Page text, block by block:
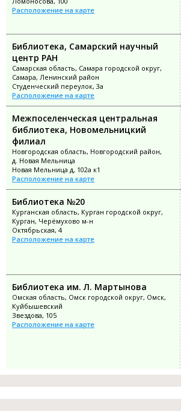
Расположение на карте
Библиотека, Самарский научный
центр РАН
Самарская область, Самара городской округ,
Самара, Ленинский район
Студенческий переулок, 3а
Расположение на карте
Межпоселенческая центральная
библиотека, Новомельницкий
филиал
Новгородская область, Новгородский район,
д. Новая Мельница
Новая Мельница д, 102а к1
Расположение на карте
Библиотека №20
Курганская область, Курган городской округ,
Курган, Черёмухово м-н
Октябрьская, 4
Расположение на карте
Библиотека им. Л. Мартынова
Омская область, Омск городской округ, Омск,
Куйбышевский
Звездова, 105
Расположение на карте